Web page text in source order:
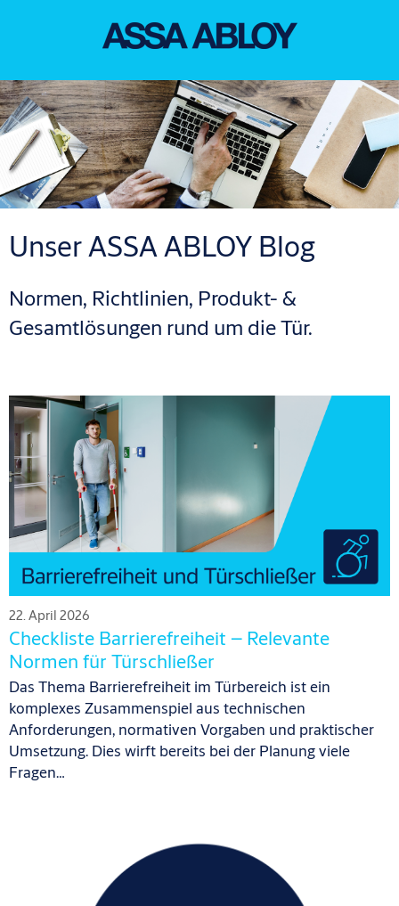
Unser ASSA ABLOY Blog
Normen, Richtlinien, Produkt- &
Gesamtlösungen rund um die Tür.
22. April 2026
Checkliste Barrierefreiheit – Relevante
Normen für Türschließer
Das Thema Barrierefreiheit im Türbereich ist ein
komplexes Zusammenspiel aus technischen
Anforderungen, normativen Vorgaben und praktischer
Umsetzung. Dies wirft bereits bei der Planung viele
Fragen…